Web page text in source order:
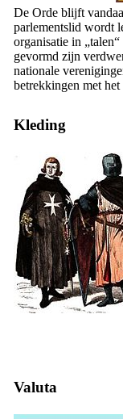
De Orde blijft
parlementslid wordt
organisatie in
gevormd zijn
nationale
betrekkingen met
Kleding
Valuta